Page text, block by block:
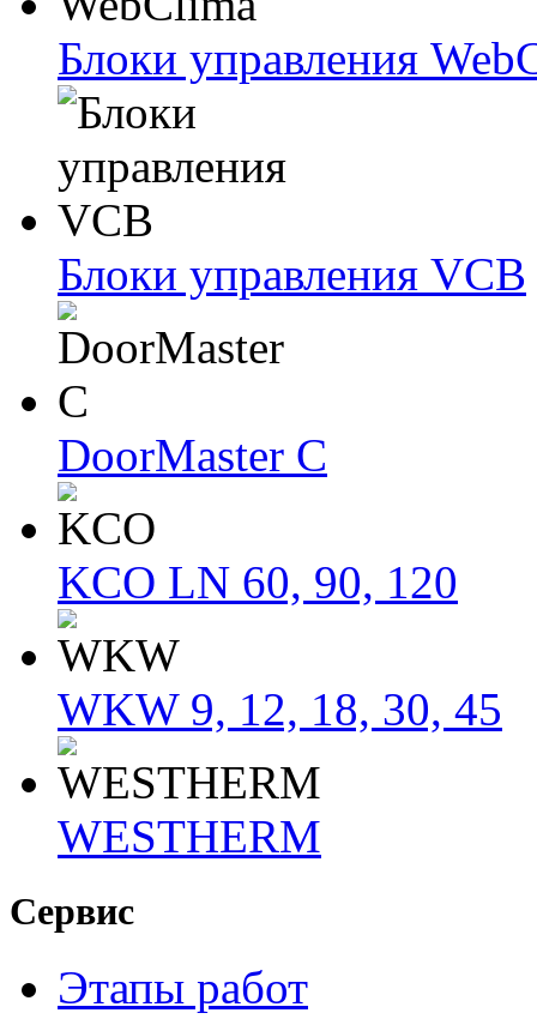
Блоки упрaвлeния
Блоки упрaвлeния VCB
DoorMaster C
KCO LN 60, 90, 120
WKW 9, 12, 18, 30, 45
WESTHERM
Сервис
Этапы работ